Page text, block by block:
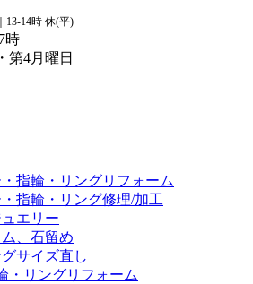
｜13-14時 休(平)
時
第4月曜日
指輪・リングリフォーム
指輪・リング修理/加工
エリー
、石留め
サイズ直し
・リングリフォーム